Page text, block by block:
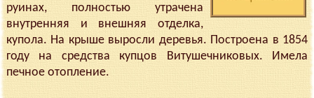
руинах, полностью утрачена
внутренняя и внешняя отделка,
купола. На крыше выросли деревья. Построена в 1854
году на средства купцов Витушечниковых. Имела
печное отопление.